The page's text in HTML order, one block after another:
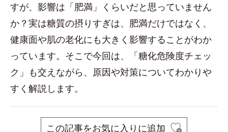
すが、影響は「肥満」くらいだと思っていません
か？実は糖質の摂りすぎは、肥満だけではなく、
健康面や肌の老化にも大きく影響することがわか
っています。そこで今回は、「糖化危険度チェッ
ク」も交えながら、原因や対策についてわかりや
すく解説します。
この記事をお気に入りに追加